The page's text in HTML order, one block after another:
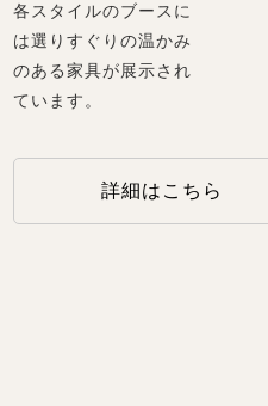
各スタイルのブースに
は選りすぐりの温かみ
のある家具が展示され
ています。
詳細はこちら